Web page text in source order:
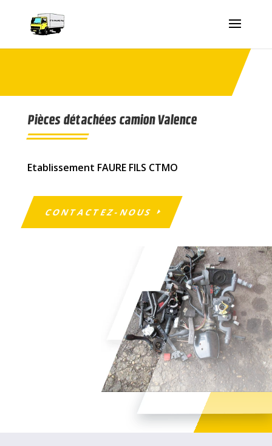
Pièces détachées camion Valence
Etablissement FAURE FILS CTMO
CONTACTEZ-NOUS